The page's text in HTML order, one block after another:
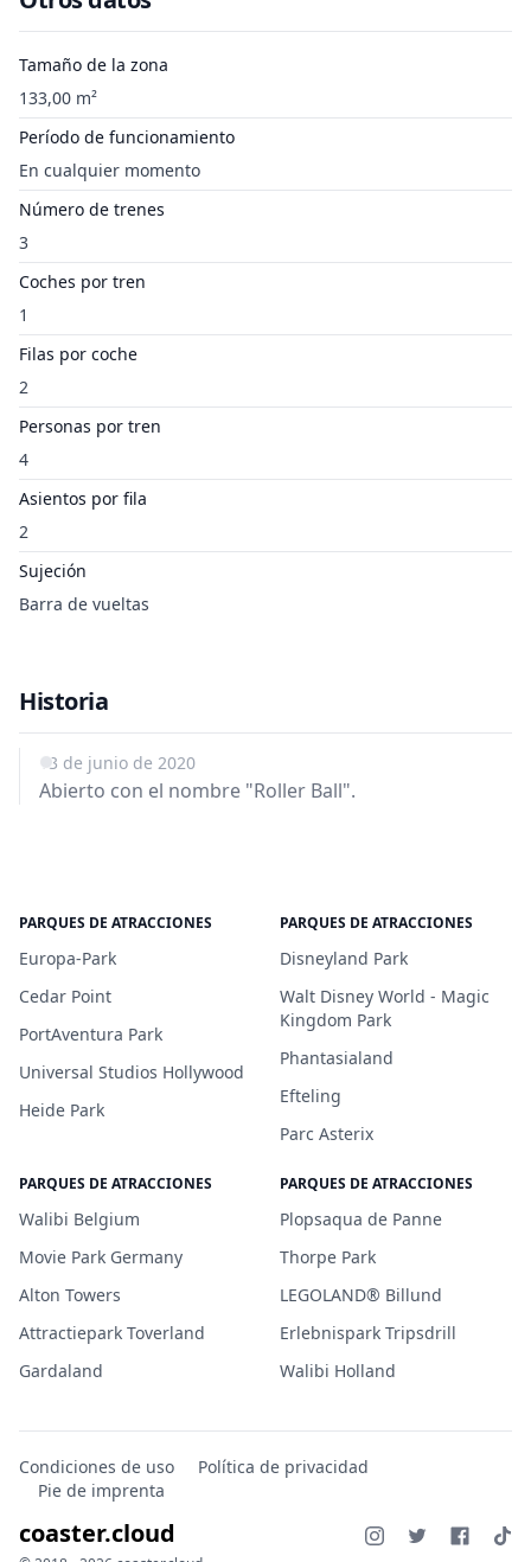
Tamaño de la zona
133,00 m²
Período de funcionamiento
En cualquier momento
Número de trenes
3
Coches por tren
1
Filas por coche
2
Personas por tren
4
Asientos por fila
2
Sujeción
Barra de vueltas
Historia
13 de junio de 2020
Abierto con el nombre "Roller Ball".
PARQUES DE ATRACCIONES
Europa-Park
Cedar Point
PortAventura Park
Universal Studios Hollywood
Heide Park
PARQUES DE ATRACCIONES
Disneyland Park
Walt Disney World - Magic
Kingdom Park
Phantasialand
Efteling
Parc Asterix
PARQUES DE ATRACCIONES
Walibi Belgium
Movie Park Germany
Alton Towers
Attractiepark Toverland
Gardaland
PARQUES DE ATRACCIONES
Plopsaqua de Panne
Thorpe Park
LEGOLAND® Billund
Erlebnispark Tripsdrill
Walibi Holland
Condiciones de uso
Política de privacidad
Pie de imprenta
coaster.cloud